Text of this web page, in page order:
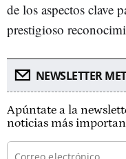
de los aspectos clave
prestigioso
NEWSLETTER
Apúntate a la
noticias más